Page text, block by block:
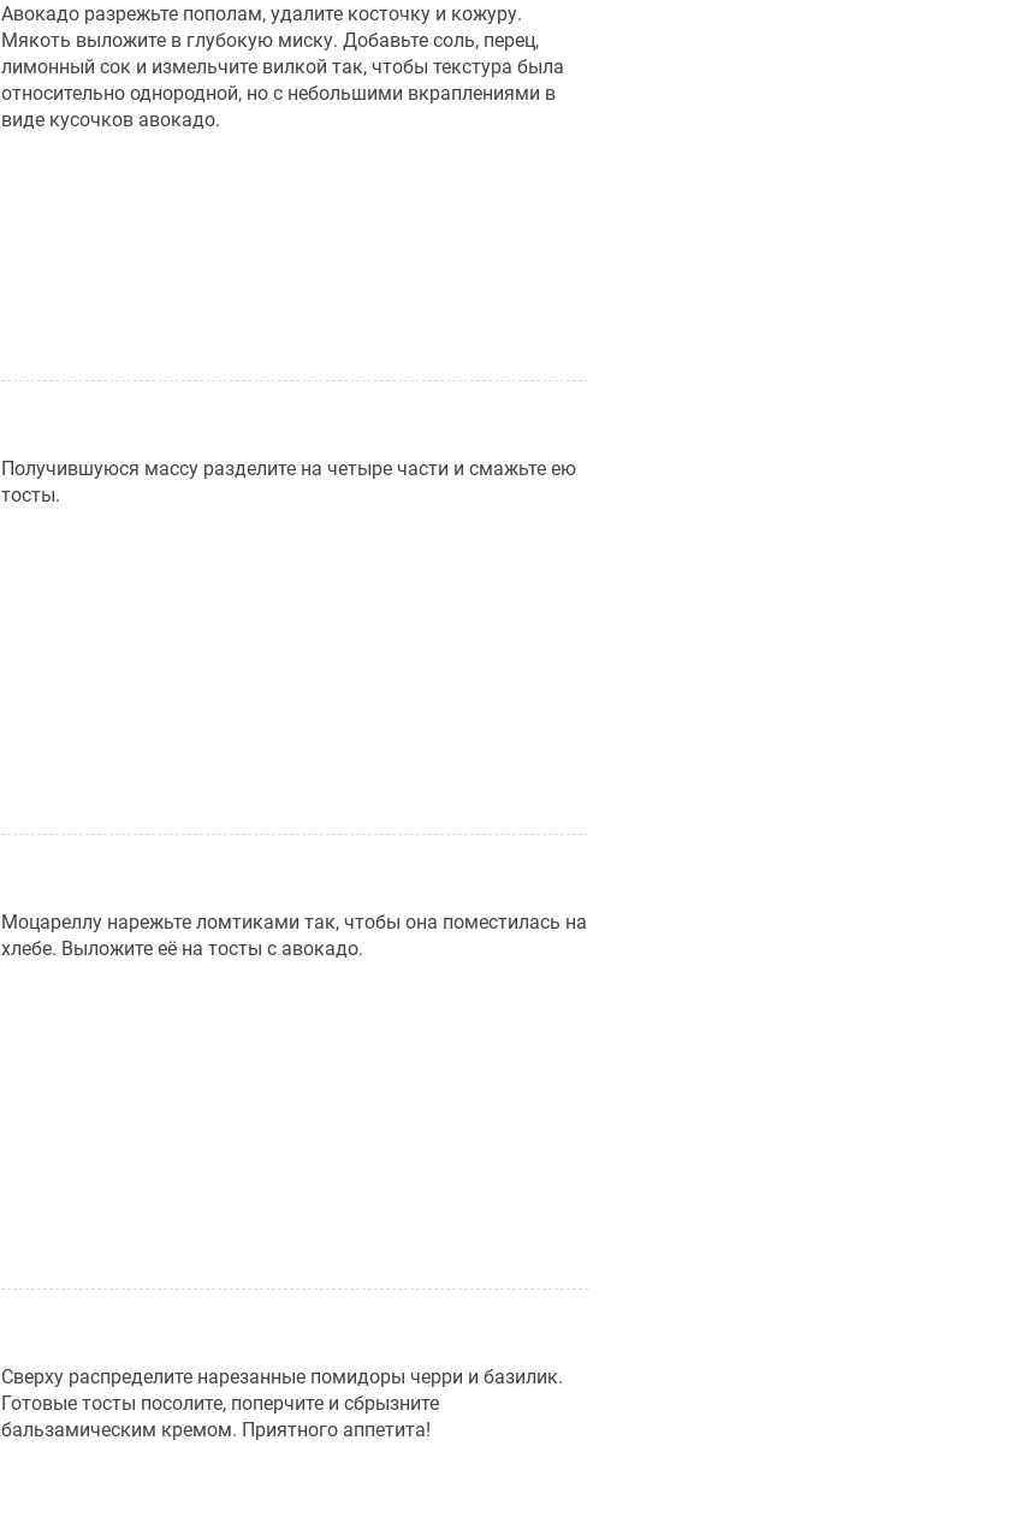
Авокадо разрежьте пополам, удалите косточку и кожуру.
Мякоть выложите в глубокую миску. Добавьте соль, перец,
лимонный сок и измельчите вилкой так, чтобы текстура была
относительно однородной, но с небольшими вкраплениями в
виде кусочков авокадо.
Получившуюся массу разделите на четыре части и смажьте ею
тосты.
Моцареллу нарежьте ломтиками так, чтобы она поместилась на
хлебе. Выложите её на тосты с авокадо.
Сверху распределите нарезанные помидоры черри и базилик.
Готовые тосты посолите, поперчите и сбрызните
бальзамическим кремом. Приятного аппетита!